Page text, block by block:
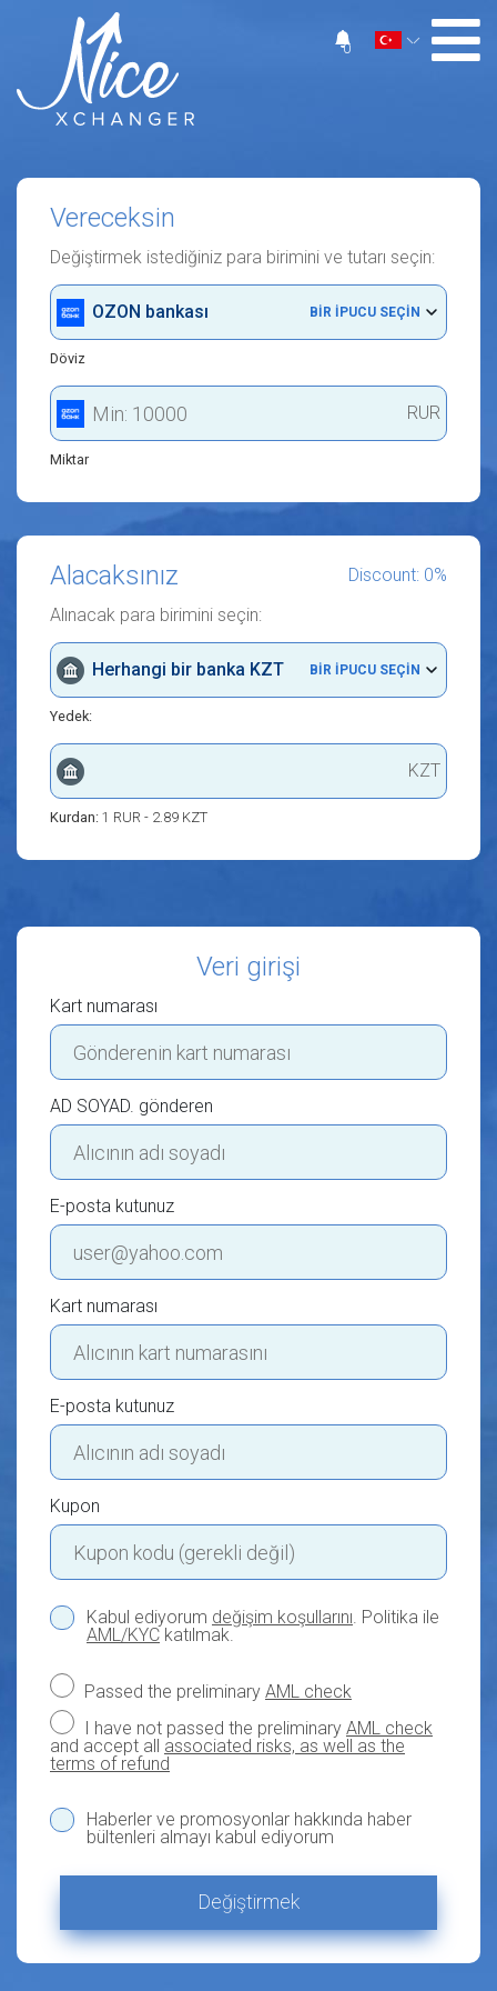
0
Vereceksin
Değiştirmek istediğiniz para birimini ve tutarı seçin:
OZON bankası BIR IPUCU SEÇIN
Döviz
RUR
Miktar
Alacaksınız
Discount: 0%
Alınacak para birimini seçin:
Herhangi bir banka KZT BIR IPUCU SEÇIN
Yedek:
KZT
Kurdan: 1 RUR - 2.89 KZT
Veri girişi
Kart numarası
AD SOYAD. gönderen
E-posta kutunuz
Kart numarası
E-posta kutunuz
Kupon
Kabul ediyorum değişim koşullarını. Politika ile
AML/KYC katılmak.
Passed the preliminary AML check
I have not passed the preliminary AML check
and accept all associated risks, as well as the
terms of refund
Haberler ve promosyonlar hakkında haber
bültenleri almayı kabul ediyorum
Değiştirmek